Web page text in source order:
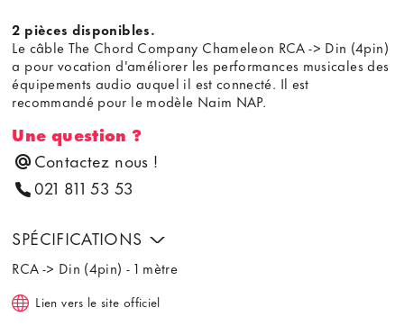
2 pièces disponibles.
Le câble The Chord Company Chameleon RCA -> Din (4pin)
a pour vocation d'améliorer les performances musicales des
équipements audio auquel il est connecté. Il est
recommandé pour le modèle Naim NAP.
Une question ?
Contactez nous !
021 811 53 53
SPÉCIFICATIONS
RCA -> Din (4pin) - 1 mètre
Lien vers le site officiel